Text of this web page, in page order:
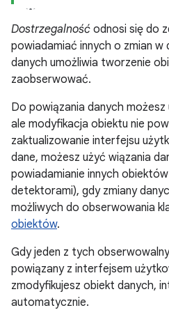
Dostrzegalność odnosi się do
powiadamiać innych o zmian
danych umożliwia tworzenie
zaobserwować.
Do powiązania danych
ale modyfikacja obiektu nie
zaktualizowanie interfejsu
dane, możesz użyć wiązania
powiadamianie innych
detektorami), gdy zmiany
możliwych do obserwowania
obiektów.
Gdy jeden z tych
powiązany z interfejsem
zmodyfikujesz obiekt danych,
automatycznie.